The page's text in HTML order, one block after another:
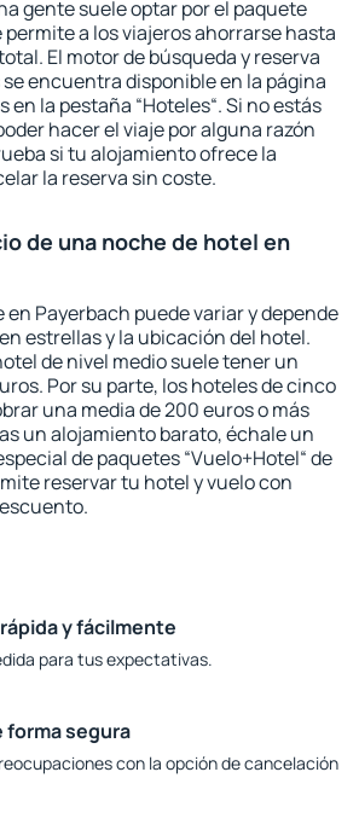
gente suele optar por el paquete
permite a los viajeros ahorrarse hasta
El motor de búsqueda y reserva
encuentra disponible en la página
en la pestaña “Hoteles“. Si no estás
hacer el viaje por alguna razón
si tu alojamiento ofrece la
la reserva sin coste.
de una noche de hotel en
en Payerbach puede variar y depende
estrellas y la ubicación del hotel.
de nivel medio suele tener un
Por su parte, los hoteles de cinco
una media de 200 euros o más
un alojamiento barato, échale un
de paquetes “Vuelo+Hotel“ de
reservar tu hotel y vuelo con
y fácilmente
para tus expectativas.
forma segura
con la opción de cancelación